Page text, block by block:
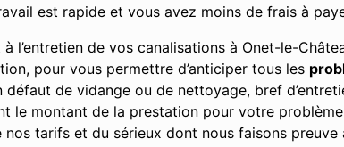
est rapide et vous avez moins de frais à
l’entretien de vos canalisations à Onet-le-
pour vous permettre d’anticiper tous les
de vidange ou de nettoyage, bref
le montant de la prestation pour votre
nos tarifs et du sérieux dont nous faisons